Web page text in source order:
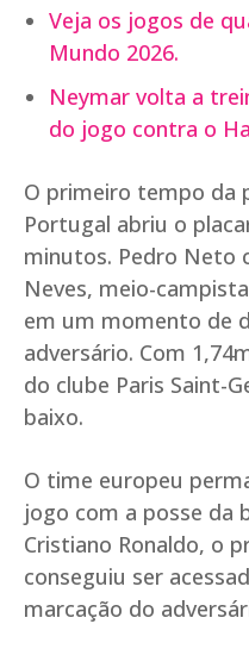
Veja os jogos de
Mundo 2026.
Neymar volta a
do jogo contra o
O primeiro tempo da
Portugal abriu o
minutos. Pedro Neto
Neves, meio-
em um momento de
adversário. Com
do clube Paris Saint-
baixo.
O time europeu
jogo com a posse da
Cristiano Ronaldo, o
conseguiu ser
marcação do